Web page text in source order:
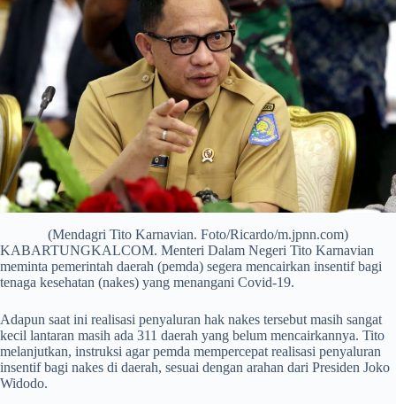
(Mendagri Tito Karnavian. Foto/Ricardo/m.jpnn.com)
KABARTUNGKALCOM. Menteri Dalam Negeri Tito Karnavian
meminta pemerintah daerah (pemda) segera mencairkan insentif bagi
tenaga kesehatan (nakes) yang menangani Covid-19.
Adapun saat ini realisasi penyaluran hak nakes tersebut masih sangat
kecil lantaran masih ada 311 daerah yang belum mencairkannya. Tito
melanjutkan, instruksi agar pemda mempercepat realisasi penyaluran
insentif bagi nakes di daerah, sesuai dengan arahan dari Presiden Joko
Widodo.